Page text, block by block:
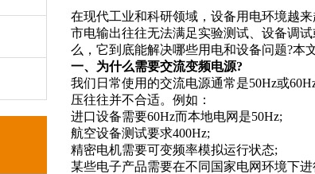
在现代工业和科研领域，设备用电环境越
市电输出往往无法满足实验测试、设备调
么，它到底能解决哪些用电和设备问题?本
一、为什么需要交流变频电源?
我们日常使用的交流电源通常是50Hz或
压往往并不合适。例如：
进口设备需要60Hz而本地电网是50Hz;
航空设备测试要求400Hz;
精密电机需要可变频率模拟运行状态;
某些电子产品需要在不同国家电网环境下进